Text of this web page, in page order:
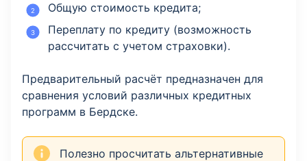
Общую стоимость кредита;
Переплату по кредиту (возможность
рассчитать с учетом страховки).
Предварительный расчёт предназначен для
сравнения условий различных кредитных
программ в Бердске.
Полезно просчитать альтернативные